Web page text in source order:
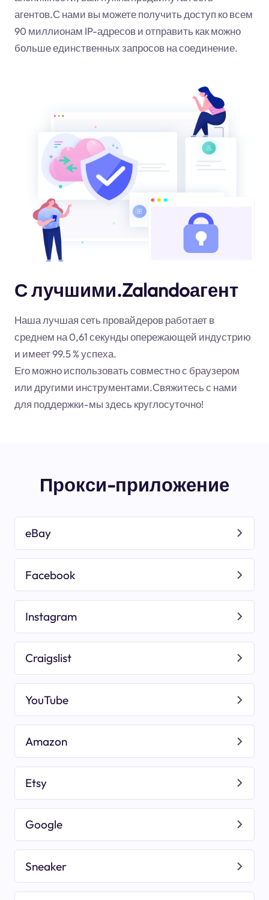
агентов.С нами вы можете получить доступ ко всем
90 миллионам IP-адресов и отправить как можно
больше единственных запросов на соединение.
С лучшими.Zalandoагент
Наша лучшая сеть провайдеров работает в
среднем на 0,61 секунды опережающей индустрию
и имеет 99.5 % успеха.
Его можно использовать совместно с браузером
или другими инструментами.Свяжитесь с нами
для поддержки-мы здесь круглосуточно!
Прокси-приложение
eBay
Facebook
Instagram
Craigslist
YouTube
Amazon
Etsy
Google
Sneaker